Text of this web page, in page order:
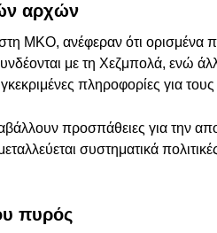
αρχών
ΜΚΟ, ανέφεραν ότι ορισμένα
με τη Χεζμπολά, ενώ
πληροφορίες για
προσπάθειες για την
συστηματικά
πυρός